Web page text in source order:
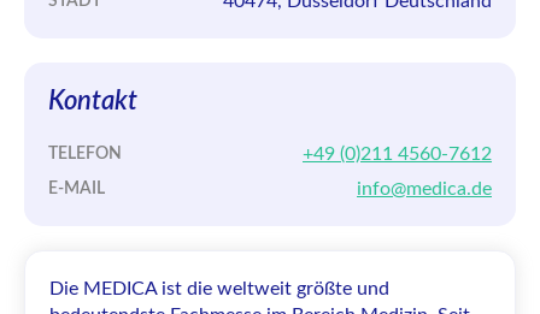
Kontakt
TELEFON +49 (0)211 4560-7612
E-MAIL info@medica.de
Die MEDICA ist die weltweit größte und